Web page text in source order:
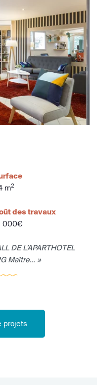
m2
des travaux
000€
DE L’APARTHOTEL
Maître... »
projets